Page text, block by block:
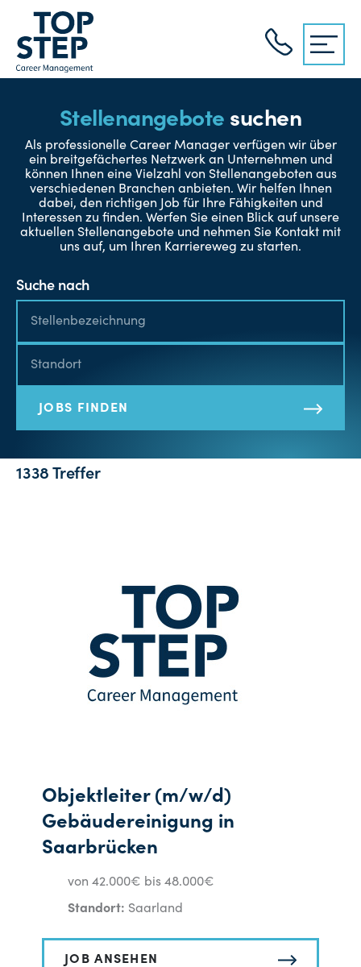
Stellenangebote suchen
Als professionelle Career Manager verfügen wir über
ein breitgefächertes Netzwerk an Unternehmen und
können Ihnen eine Vielzahl von Stellenangeboten aus
verschiedenen Branchen anbieten. Wir helfen Ihnen
dabei, den richtigen Job für Ihre Fähigkeiten und
Interessen zu finden. Werfen Sie einen Blick auf unsere
aktuellen Stellenangebote und nehmen Sie Kontakt mit
uns auf, um Ihren Karriereweg zu starten.
Suche nach
JOBS FINDEN
1338 Treffer
Objektleiter (m/w/d)
Gebäudereinigung in
Saarbrücken
von 42.000€ bis 48.000€
Standort: Saarland
JOB ANSEHEN